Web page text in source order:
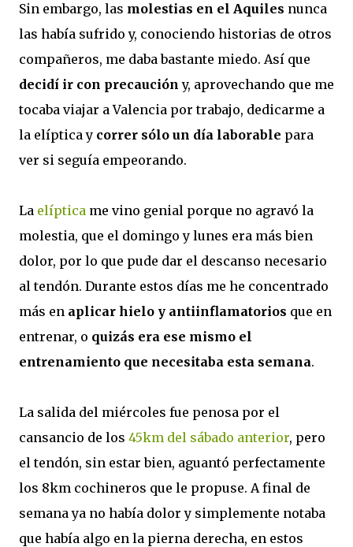
Sin embargo, las molestias en el Aquiles nunca
las había sufrido y, conociendo historias de otros
compañeros, me daba bastante miedo. Así que
decidí ir con precaución y, aprovechando que me
tocaba viajar a Valencia por trabajo, dedicarme a
la elíptica y correr sólo un día laborable para
ver si seguía empeorando.
La elíptica me vino genial porque no agravó la
molestia, que el domingo y lunes era más bien
dolor, por lo que pude dar el descanso necesario
al tendón. Durante estos días me he concentrado
más en aplicar hielo y antiinflamatorios que en
entrenar, o quizás era ese mismo el
entrenamiento que necesitaba esta semana.
La salida del miércoles fue penosa por el
cansancio de los 45km del sábado anterior, pero
el tendón, sin estar bien, aguantó perfectamente
los 8km cochineros que le propuse. A final de
semana ya no había dolor y simplemente notaba
que había algo en la pierna derecha, en estos